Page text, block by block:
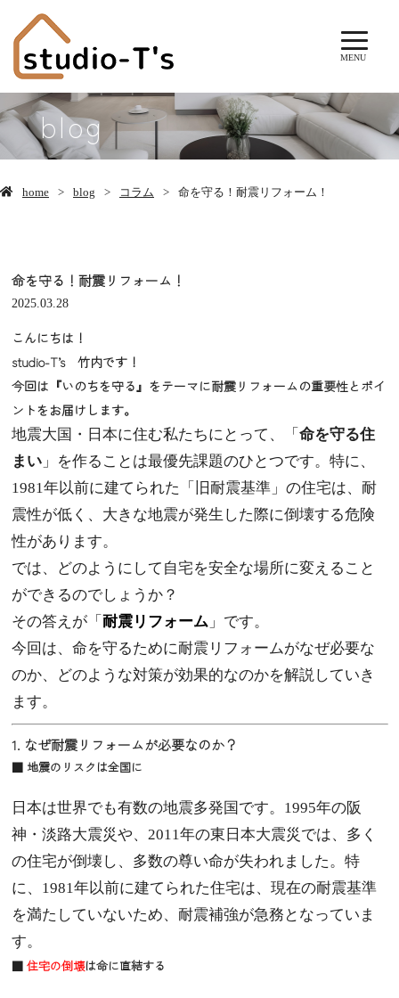
MENU
blog
home blog コラム 命を守る！耐震リフォーム！
命を守る！耐震リフォーム！
2025.03.28
こんにちは！
studio-T’s 竹内です！
今回は『いのちを守る』をテーマに耐震リフォームの重要性とポイ
ントをお届けします。
地震大国・日本に住む私たちにとって、「 命を守る住
まい」を作ることは最優先課題のひとつです。特に、
1981年以前に建てられた「旧耐震基準」の住宅は、耐
震性が低く、大きな地震が発生した際に倒壊する危険
性があります。
では、どのようにして自宅を安全な場所に変えること
ができるのでしょうか？
その答えが「 耐震リフォーム」です。
今回は、命を守るために耐震リフォームがなぜ必要な
のか、どのような対策が効果的なのかを解説していき
ます。
1. なぜ耐震リフォームが必要なのか？
■ 地震のリスクは全国に
日本は世界でも有数の地震多発国です。1995年の阪
神・淡路大震災や、2011年の東日本大震災では、多く
の住宅が倒壊し、多数の尊い命が失われました。特
に、1981年以前に建てられた住宅は、現在の耐震基準
を満たしていないため、耐震補強が急務となっていま
す。
■ 住宅の倒壊は命に直結する